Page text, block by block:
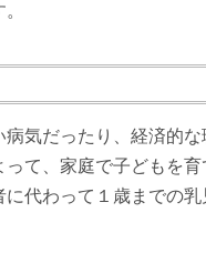
病気だったり、経済的
って、家庭で子どもを
に代わって１歳までの